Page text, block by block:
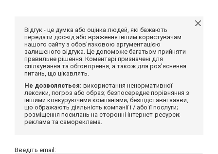
Відгук - це думка або оцінка людей, які бажають
передати досвід або враження іншим користувачам
нашого сайту з обов'язковою аргументацією
залишеного відгука. Це допоможе багатьом прийняти
правильне рішення. Коментарі призначені для
спілкування та обговорення, а також для роз'яснення
питань, що цікавлять.
Не дозволяється: використання ненормативної
лексики, погроз або образ; безпосереднє порівняння з
іншими конкуруючими компаніями; безпідставні заяви,
що ображають діяльність компанії і / або її послуги;
розміщення посилань на сторонні інтернет-ресурси;
реклама та самореклама.
Введіть email: